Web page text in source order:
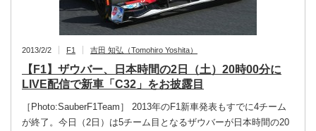
2013/2/2 F1 吉田 知弘（Tomohiro Yoshita）
【F1】ザウバー、日本時間の2日（土）20時00分に
LIVE配信で新車「C32」をお披露目
［Photo:SauberF1Team］ 2013年のF1新車発表もすでに4チーム
が終了。今日（2日）は5チーム目となるザウバーが日本時間の20